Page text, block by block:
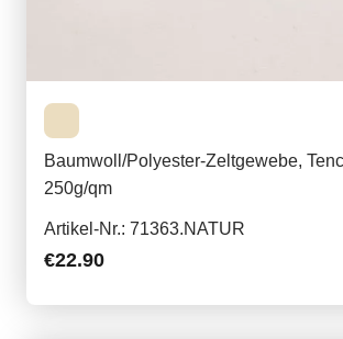
Baumwoll/Polyester-Zeltgewebe,
250g/qm
Artikel-Nr.: 71363.NATUR
€22.90